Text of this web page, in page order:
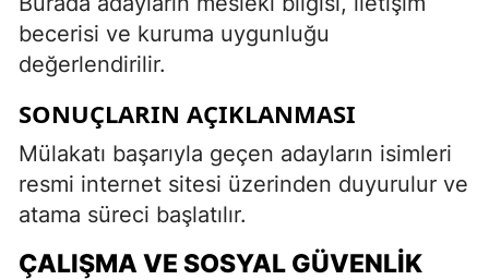
becerisi ve kuruma uygunluğu
değerlendirilir.
SONUÇLARIN AÇIKLANMASI
Mülakatı başarıyla geçen adayların isimleri
resmi internet sitesi üzerinden duyurulur ve
atama süreci başlatılır.
ÇALIŞMA VE SOSYAL GÜVENLIK